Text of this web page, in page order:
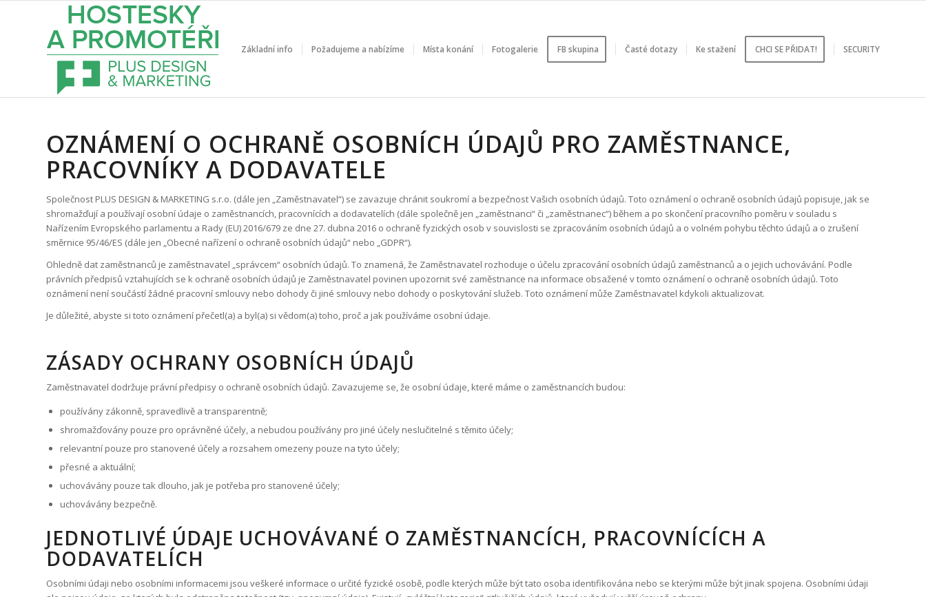
Základní info Požadujeme a nabízíme Místa konání Fotogalerie FB skupina Časté dotazy Ke stažení CHCI SE PŘIDAT! SECURITY
OZNÁMENÍ O OCHRANĚ OSOBNÍCH ÚDAJŮ PRO ZAMĚSTNANCE,
PRACOVNÍKY A DODAVATELE
Společnost PLUS DESIGN & MARKETING s.r.o. (dále jen „Zaměstnavatel“) se zavazuje chránit soukromí a bezpečnost Vašich osobních údajů. Toto oznámení o ochraně osobních údajů popisuje, jak se
shromažďují a používají osobní údaje o zaměstnancích, pracovnících a dodavatelích (dále společně jen „zaměstnanci“ či „zaměstnanec“) během a po skončení pracovního poměru v souladu s
Nařízením Evropského parlamentu a Rady (EU) 2016/679 ze dne 27. dubna 2016 o ochraně fyzických osob v souvislosti se zpracováním osobních údajů a o volném pohybu těchto údajů a o zrušení
směrnice 95/46/ES (dále jen „Obecné nařízení o ochraně osobních údajů“ nebo „GDPR“).
Ohledně dat zaměstnanců je zaměstnavatel „správcem“ osobních údajů. To znamená, že Zaměstnavatel rozhoduje o účelu zpracování osobních údajů zaměstnanců a o jejich uchovávání. Podle
právních předpisů vztahujících se k ochraně osobních údajů je Zaměstnavatel povinen upozornit své zaměstnance na informace obsažené v tomto oznámení o ochraně osobních údajů. Toto
oznámení není součástí žádné pracovní smlouvy nebo dohody či jiné smlouvy nebo dohody o poskytování služeb. Toto oznámení může Zaměstnavatel kdykoli aktualizovat.
Je důležité, abyste si toto oznámení přečetl(a) a byl(a) si vědom(a) toho, proč a jak používáme osobní údaje.
ZÁSADY OCHRANY OSOBNÍCH ÚDAJŮ
Zaměstnavatel dodržuje právní předpisy o ochraně osobních údajů. Zavazujeme se, že osobní údaje, které máme o zaměstnancích budou:
používány zákonně, spravedlivě a transparentně;
shromažďovány pouze pro oprávněné účely, a nebudou používány pro jiné účely neslučitelné s těmito účely;
relevantní pouze pro stanovené účely a rozsahem omezeny pouze na tyto účely;
přesné a aktuální;
uchovávány pouze tak dlouho, jak je potřeba pro stanovené účely;
uchovávány bezpečně.
JEDNOTLIVÉ ÚDAJE UCHOVÁVANÉ O ZAMĚSTNANCÍCH, PRACOVNÍCÍCH A
DODAVATELÍCH
Osobními údaji nebo osobními informacemi jsou veškeré informace o určité fyzické osobě, podle kterých může být tato osoba identifikována nebo se kterými může být jinak spojena. Osobními údaji
Nezbytně
nutné cookies
Nezbytně nutné
cookies
základní funkce
webových
např. přihlášení
uživatele a
Jedná se o
potřebné pro
běžný provoz
webových
Webové